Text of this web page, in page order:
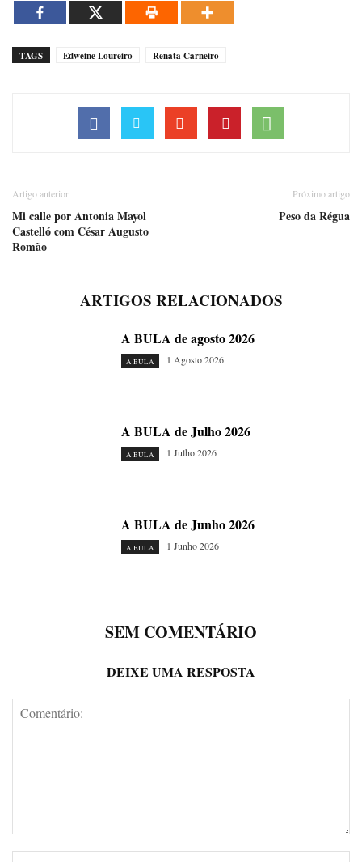
TAGS Edweine Loureiro Renata Carneiro
Artigo anterior
Mi calle por Antonia Mayol
Castelló com César Augusto
Romão
Próximo artigo
Peso da Régua
ARTIGOS RELACIONADOS
A BULA de agosto 2026
A BULA 1 Agosto 2026
A BULA de Julho 2026
A BULA 1 Julho 2026
A BULA de Junho 2026
A BULA 1 Junho 2026
SEM COMENTÁRIO
DEIXE UMA RESPOSTA